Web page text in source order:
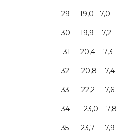
29 19,0 7,0
30 19,9 7,2
31 20,4 7,3
32 20,8 7,4
33 22,2 7,6
34 23,0 7,8
35 23,7 7,9